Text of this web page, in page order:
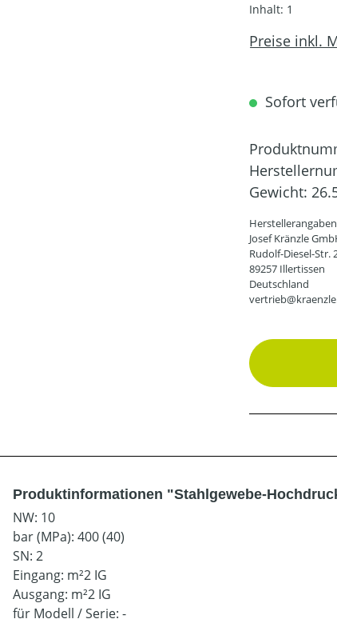
Inhalt: 1
Preise inkl.
Sofort
Gewicht:
Josef Kränzle
Rudolf-Diesel-Str.
89257 Illertissen
Deutschland
Produktinformationen "Stahlgewebe-
NW: 10
bar (MPa): 400 (40)
SN: 2
Eingang: m²2 IG
Ausgang: m²2 IG
für Modell / Serie: -